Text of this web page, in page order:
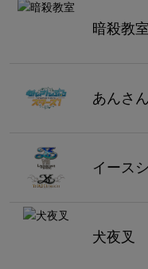
暗殺教室
あんさ
イース
犬夜叉